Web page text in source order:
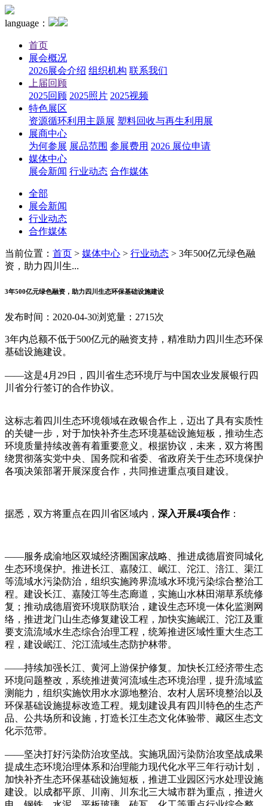
language：
首页
展会概况
2026展会介绍 组织机构 联系我们
上届回顾
2025回顾 2025照片 2025视频
特色展区
资源循环利用主题展 塑料回收与再生利用展
展商中心
为何参展 展品范围 参展费用 2026 展位申请
媒体中心
展会新闻 行业动态 合作媒体
全部
展会新闻
行业动态
合作媒体
当前位置： 首页 > 媒体中心 > 行业动态 > 3年500亿元绿色融
资，助力四川生...
3年500亿元绿色融资，助力四川生态环保基础设施建设
发布时间：2020-04-30浏览量：2715次
3年内总额不低于500亿元的融资支持，精准助力四川生态环保
基础设施建设。
——这是4月29日，四川省生态环境厅与中国农业发展银行四
川省分行签订的合作协议。
这标志着四川生态环境领域在政银合作上，迈出了具有实质性
的关键一步，对于加快补齐生态环境基础设施短板，推动生态
环境质量持续改善有着重要意义。根据协议，未来，双方将围
绕贯彻落实党中央、国务院和省委、省政府关于生态环境保护
各项决策部署开展深度合作，共同推进重点项目建设。
据悉，双方将重点在四川省区域内， 深入开展4项合作：
——服务成渝地区双城经济圈国家战略、推进成德眉资同城化
生态环境保护。推进长江、嘉陵江、岷江、沱江、涪江、渠江
等流域水污染防治，组织实施跨界流域水环境污染综合整治工
程。建设长江、嘉陵江等生态廊道，实施山水林田湖草系统修
复；推动成德眉资环境联防联治，建设生态环境一体化监测网
络，推进龙门山生态修复建设工程，加快实施岷江、沱江及重
要支流流域水生态综合治理工程，统筹推进区域性重大生态工
程，建设岷江、沱江流域生态防护林带。
——持续加强长江、黄河上游保护修复。加快长江经济带生态
环境问题整改，系统推进黄河流域生态环境治理，提升流域监
测能力，组织实施饮用水水源地整治、农村人居环境整治以及
环保基础设施提标改造工程。规划建设具有四川特色的生态产
品、公共场所和设施，打造长江生态文化体验带、藏区生态文
化示范带。
——坚决打好污染防治攻坚战。实施巩固污染防治攻坚战成果
提成生态环境治理体系和治理能力现代化水平三年行动计划，
加快补齐生态环保基础设施短板，推进工业园区污水处理设施
建设。以成都平原、川南、川东北三大城市群为重点，推进火